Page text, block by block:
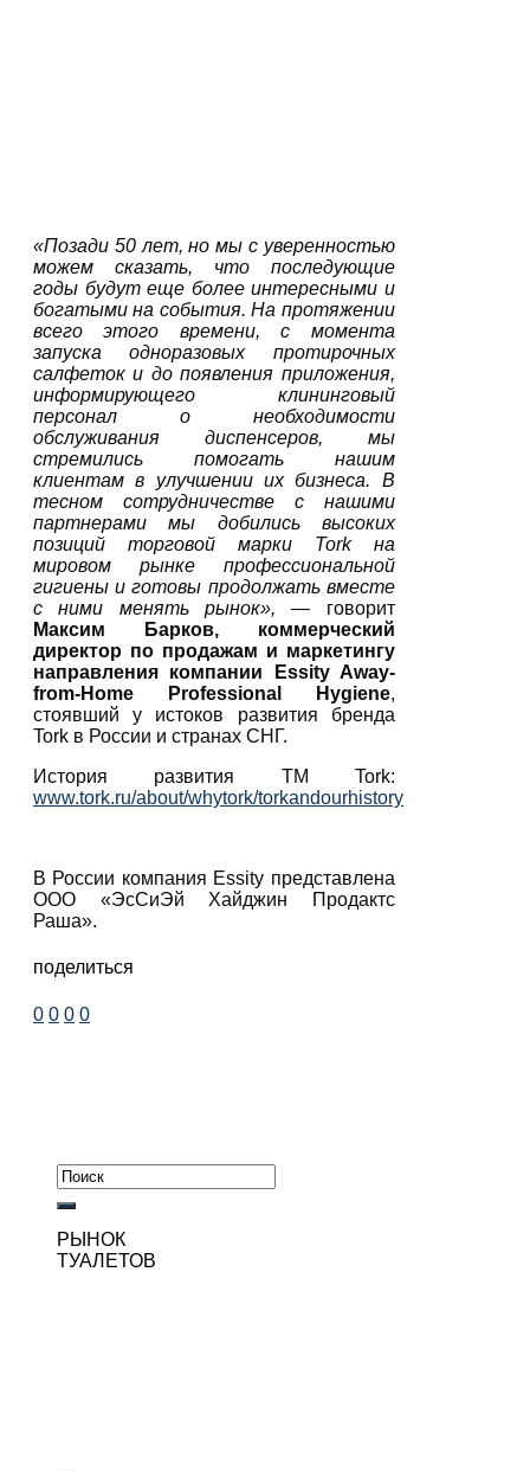
«Позади 50 лет, но мы с уверенностью
можем сказать, что последующие
годы будут еще более интересными и
богатыми на события. На протяжении
всего этого времени, с момента
запуска одноразовых протирочных
салфеток и до появления приложения,
информирующего клининговый
персонал о необходимости
обслуживания диспенсеров, мы
стремились помогать нашим
клиентам в улучшении их бизнеса. В
тесном сотрудничестве с нашими
партнерами мы добились высоких
позиций торговой маркиTork на
мировом рынке профессиональной
гигиены и готовы продолжать вместе
с ними менять рынок», — говорит
Максим Барков, коммерческий
директор по продажам и маркетингу
направления компании Essity Away-
from-Home Professional Hygiene,
стоявший у истоков развития бренда
Tork в России и странах СНГ.
История развития ТМ Tork:
www.tork.ru/about/whytork/torkandourhistory
В России компания Essity представлена
ООО «ЭсСиЭй Хайджин Продактс
Раша».
поделиться
0 0 0 0
РЫНОК
ТУАЛЕТОВ